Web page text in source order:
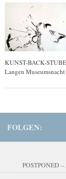
KUNST-BACK-
Langen
FOLGEN:
POSTPONED